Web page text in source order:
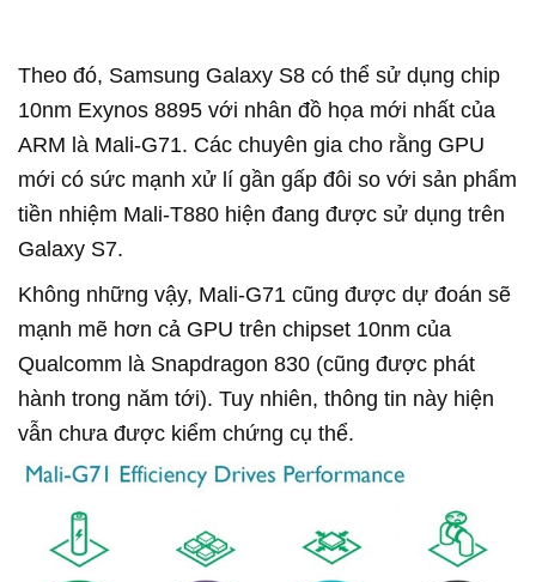
Theo đó, Samsung Galaxy S8 có thể sử dụng chip
10nm Exynos 8895 với nhân đồ họa mới nhất của
ARM là Mali-G71. Các chuyên gia cho rằng GPU
mới có sức mạnh xử lí gần gấp đôi so với sản phẩm
tiền nhiệm Mali-T880 hiện đang được sử dụng trên
Galaxy S7.
Không những vậy, Mali-G71 cũng được dự đoán sẽ
mạnh mẽ hơn cả GPU trên chipset 10nm của
Qualcomm là Snapdragon 830 (cũng được phát
hành trong năm tới). Tuy nhiên, thông tin này hiện
vẫn chưa được kiểm chứng cụ thể.